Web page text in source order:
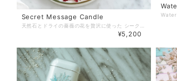
Secret Message Candle
¥5,200